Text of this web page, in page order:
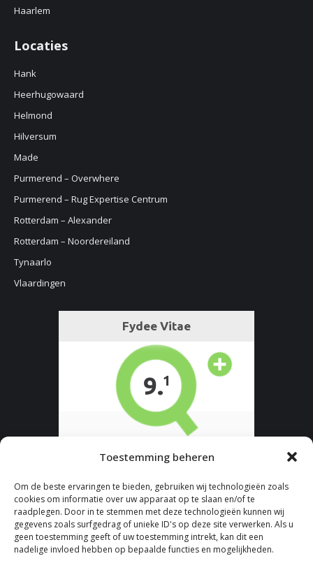
Toestemming beheren
Om de beste ervaringen te bieden, gebruiken wij technologieën zoals
cookies om informatie over uw apparaat op te slaan en/of te
raadplegen. Door in te stemmen met deze technologieën kunnen wij
gegevens zoals surfgedrag of unieke ID's op deze site verwerken. Als u
geen toestemming geeft of uw toestemming intrekt, kan dit een
nadelige invloed hebben op bepaalde functies en mogelijkheden.
Haarlem
Locaties
Hank
Heerhugowaard
Helmond
Hilversum
Made
Purmerend – Overwhere
Purmerend – Rug Expertise Centrum
Rotterdam – Alexander
Rotterdam – Noordereiland
Tynaarlo
Vlaardingen